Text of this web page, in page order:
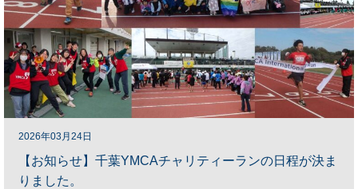
2026年03月24日
【お知らせ】千葉YMCAチャリティーランの日程が決ま
りました。